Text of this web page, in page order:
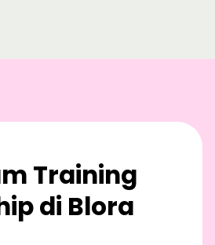
Training
di Blora